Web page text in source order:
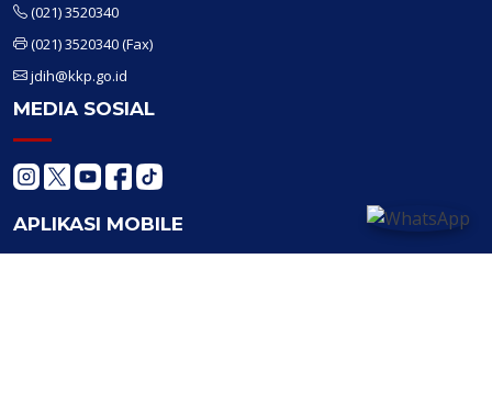
(021) 3520340
(021) 3520340(Fax)
jdih@kkp.go.id
MEDIA SOSIAL
APLIKASI MOBILE